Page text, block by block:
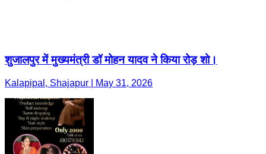
शुजालपुर में मुख्यमंत्री डॉ मोहन यादव ने किया रोड़ शो।
Kalapipal, Shajapur | May 31, 2026